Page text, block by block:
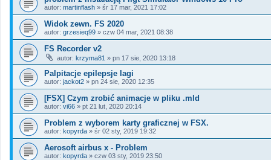
autor: martinflash » śr 17 mar, 2021 17:02
Widok zewn. FS 2020
autor: grzesieq99 » czw 04 mar, 2021 08:38
FS Recorder v2
autor: krzyma81 » pn 17 sie, 2020 13:18
Palpitacje epilepsje lagi
autor: jackot2 » pn 24 sie, 2020 12:35
[FSX] Czym zrobić animacje w pliku .mld
autor: vi66 » pt 21 lut, 2020 20:14
Problem z wyborem karty graficznej w FSX.
autor: kopyrda » śr 02 sty, 2019 19:32
Aerosoft airbus x - Problem
autor: kopyrda » czw 03 sty, 2019 23:50